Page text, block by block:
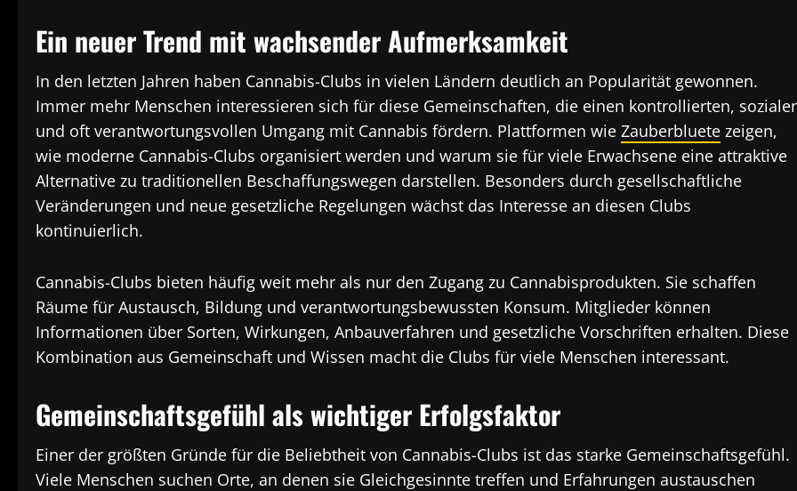
Ein neuer Trend mit wachsender Aufmerksamkeit
In den letzten Jahren haben Cannabis-Clubs in vielen Ländern deutlich an Popularität gewonnen.
Immer mehr Menschen interessieren sich für diese Gemeinschaften, die einen kontrollierten,
und oft verantwortungsvollen Umgang mit Cannabis fördern. Plattformen wie Zauberbluete zeigen,
wie moderne Cannabis-Clubs organisiert werden und warum sie für viele Erwachsene eine attraktive
Alternative zu traditionellen Beschaffungswegen darstellen. Besonders durch gesellschaftliche
Veränderungen und neue gesetzliche Regelungen wächst das Interesse an diesen Clubs
kontinuierlich.
Cannabis-Clubs bieten häufig weit mehr als nur den Zugang zu Cannabisprodukten. Sie schaffen
Räume für Austausch, Bildung und verantwortungsbewussten Konsum. Mitglieder können
Informationen über Sorten, Wirkungen, Anbauverfahren und gesetzliche Vorschriften erhalten. Diese
Kombination aus Gemeinschaft und Wissen macht die Clubs für viele Menschen interessant.
Gemeinschaftsgefühl als wichtiger Erfolgsfaktor
Einer der größten Gründe für die Beliebtheit von Cannabis-Clubs ist das starke Gemeinschaftsgefühl.
Viele Menschen suchen Orte, an denen sie Gleichgesinnte treffen und Erfahrungen austauschen